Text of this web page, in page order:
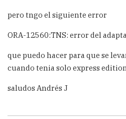
pero tngo el siguiente error
ORA-12560:TNS: error del
que puedo hacer para que se
cuando tenia solo express
saludos Andrés J